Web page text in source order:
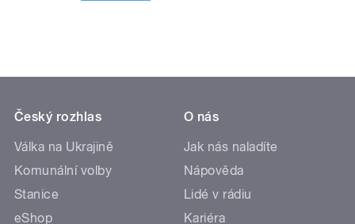
Český rozhlas
Válka na Ukrajině
Komunální volby
Stanice
eShop
O nás
Jak nás naladíte
Nápověda
Lidé v rádiu
Kariéra